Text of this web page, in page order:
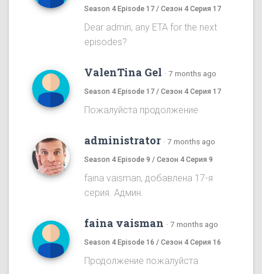
Season 4 Episode 17 / Сезон 4 Серия 17
Dear admin, any ETA for the next
episodes?
ValenTina Gel · 7 months ago
Season 4 Episode 17 / Сезон 4 Серия 17
Пожалуйста продолжение
administrator · 7 months ago
Season 4 Episode 9 / Сезон 4 Серия 9
faina vaisman, добавлена 17-я
серия. Админ.
faina vaisman · 7 months ago
Season 4 Episode 16 / Сезон 4 Серия 16
Продолжение пожалуйста